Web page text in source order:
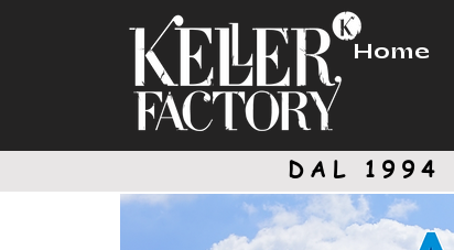
Home
DAL 1994